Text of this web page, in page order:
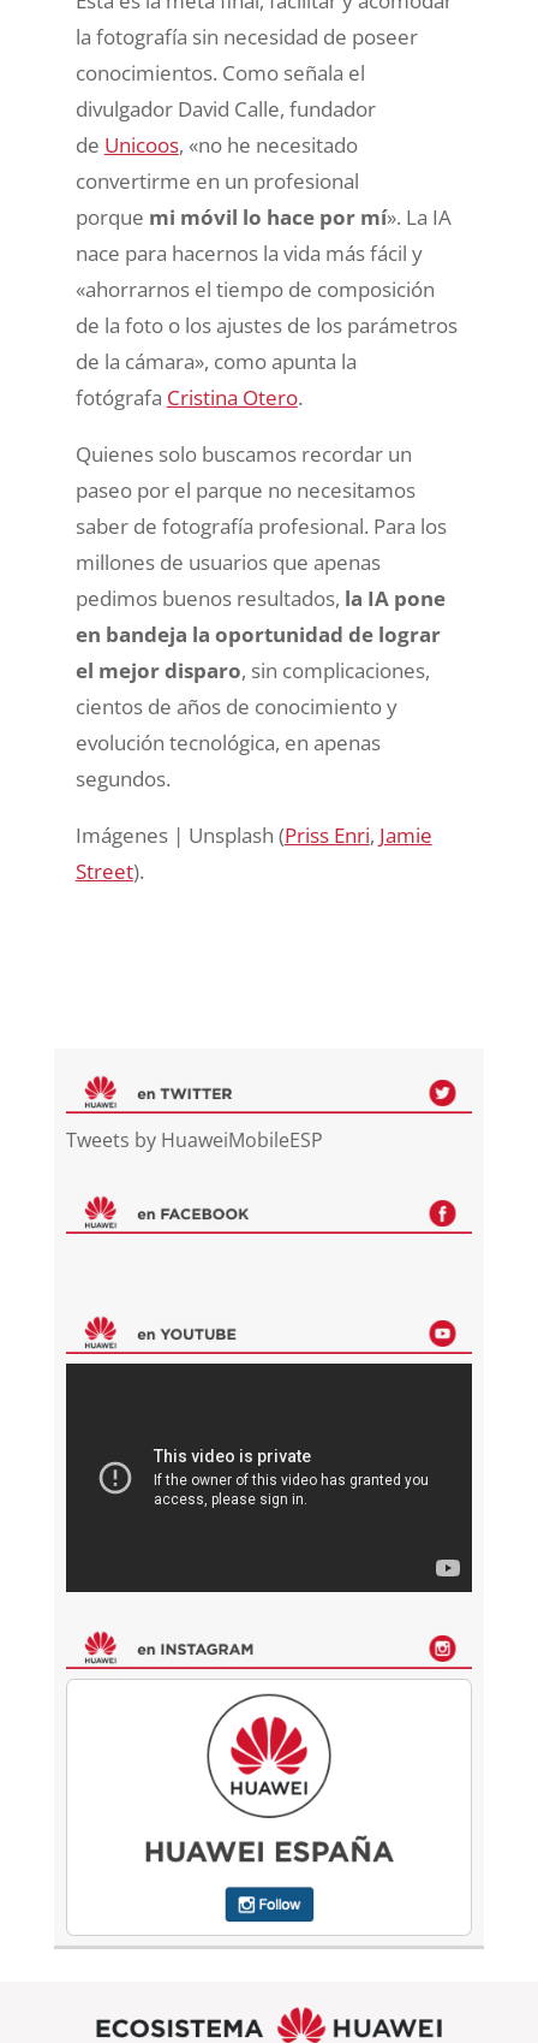
la fotografía sin necesidad de poseer
conocimientos. Como señala el
divulgador David Calle, fundador
de Unicoos, «no he necesitado
convertirme en un profesional
porque mi móvil lo hace por mí». La IA
nace para hacernos la vida más fácil y
«ahorrarnos el tiempo de composición
de la foto o los ajustes de los parámetros
de la cámara», como apunta la
fotógrafa Cristina Otero.
Quienes solo buscamos recordar un
paseo por el parque no necesitamos
saber de fotografía profesional. Para los
millones de usuarios que apenas
pedimos buenos resultados, la IA pone
en bandeja la oportunidad de lograr
el mejor disparo, sin complicaciones,
cientos de años de conocimiento y
evolución tecnológica, en apenas
segundos.
Imágenes | Unsplash (Priss Enri, Jamie
Street).
Tweets by HuaweiMobileESP